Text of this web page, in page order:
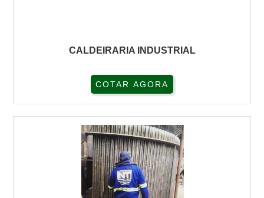
CALDEIRARIA INDUSTRIAL
COTAR AGORA